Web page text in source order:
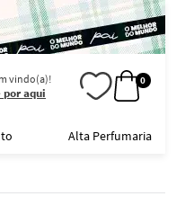
vindo(a)!
por aqui
0
Alta Perfumaria